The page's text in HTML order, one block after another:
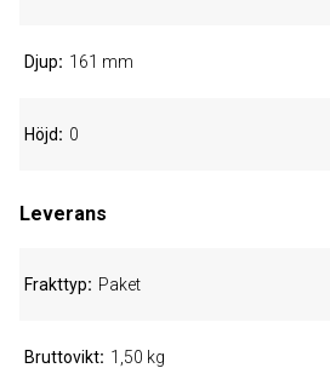
Djup 161 mm
Höjd 0
Leverans
Frakttyp Paket
Bruttovikt 1,50 kg